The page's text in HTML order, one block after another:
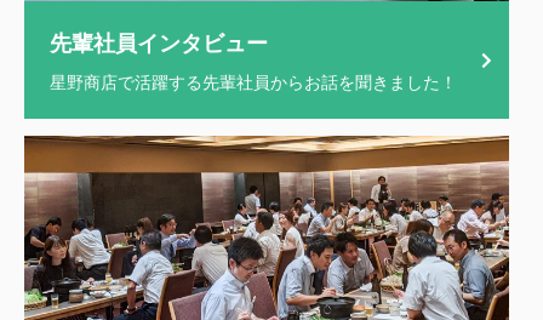
先輩社員インタビュー
星野商店で活躍する先輩社員からお話を聞きました！